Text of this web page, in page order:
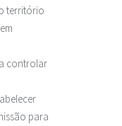
território
controlar
para